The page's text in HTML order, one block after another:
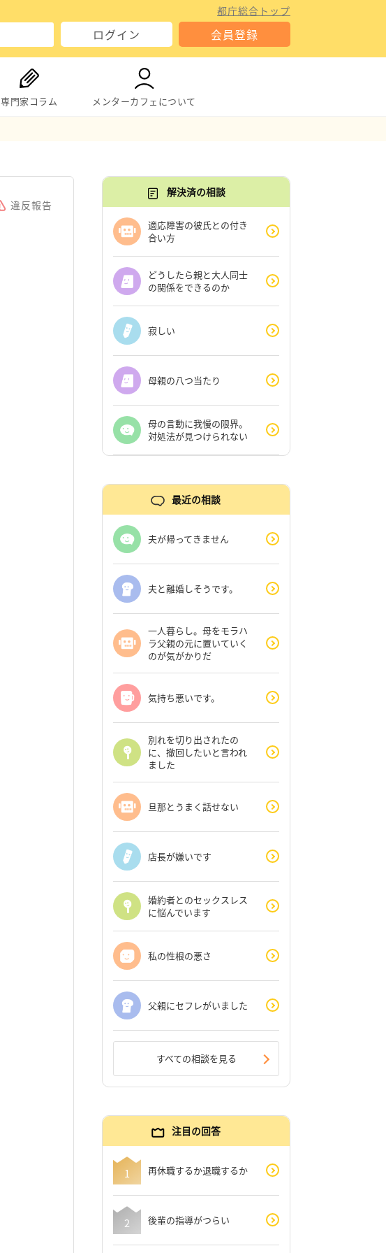
都庁総合トップ
ログイン 会員登録
専門家コラム メンターカフェについて
違反報告
解決済の相談
適応障害の彼氏との付き
合い方
どうしたら親と大人同士
の関係をできるのか
寂しい
母親の八つ当たり
母の言動に我慢の限界。
対処法が見つけられない
最近の相談
夫が帰ってきません
夫と離婚しそうです。
一人暮らし。母をモラハ
ラ父親の元に置いていく
のが気がかりだ
気持ち悪いです。
別れを切り出されたの
に、撤回したいと言われ
ました
旦那とうまく話せない
店長が嫌いです
婚約者とのセックスレス
に悩んでいます
私の性根の悪さ
父親にセフレがいました
すべての相談を見る
注目の回答
再休職するか退職するか
後輩の指導がつらい